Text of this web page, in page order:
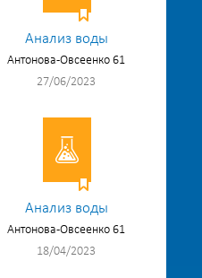
Анализ воды
Антонова-Овсеенко 61
27/06/2023
Анализ воды
Антонова-Овсеенко 61
18/04/2023